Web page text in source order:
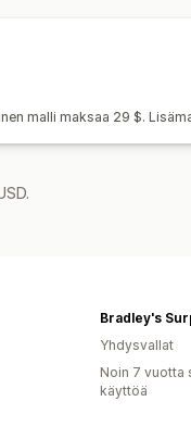
malli maksaa 29 $.
Bradley's
Yhdysvallat
Noin 7 vuotta
käyttöä